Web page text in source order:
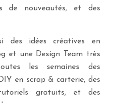
de nouveautés, et des
des idées créatives en
et une Design Team très
les semaines des
en scrap & carterie, des
gratuits, et des